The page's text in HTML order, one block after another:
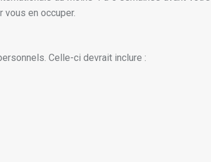
vous en occuper.
Celle-ci devrait inclure :